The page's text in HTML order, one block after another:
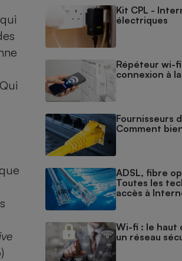
Kit CPL -
électriques
Répéteur wi-
connexion à
Fournisseurs
Comment
ADSL, fibre
Toutes les
accès à
Wi-fi : le haut
un réseau